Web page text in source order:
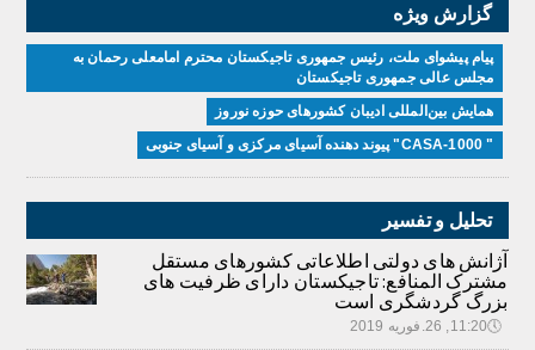
گزارش ویژه
پیام پیشوای ملت، رئیس جمهوری تاجیکستان محترم امامعلی رحمان به
مجلس عالی جمهوری تاجیکستان
همایش بین‌المللی ادیبان کشور‌های حوزه نوروز
" CASA-1000" پیوند دهنده آسیای مرکزی و آسیای جنوبی
تحلیل و تفسیر
آژانش های دولتی اطلاعاتی کشورهای مستقل
مشترک المنافع: تاجیکستان دارای ظرفیت های
بزرگ گردشگری است
🕔11:20, 26.فوریه 2019